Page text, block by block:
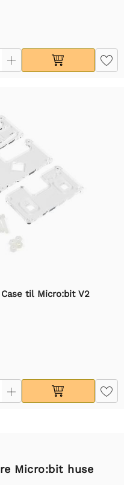
til Micro:bit V2
Micro:bit huse